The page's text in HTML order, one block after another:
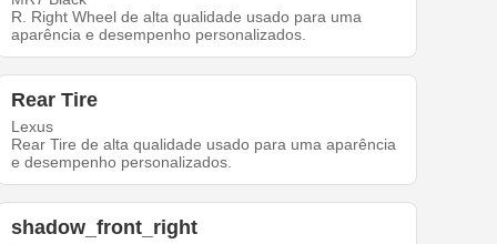
R. Right Wheel de alta qualidade usado para uma
aparência e desempenho personalizados.
Rear Tire
Lexus
Rear Tire de alta qualidade usado para uma aparência
e desempenho personalizados.
shadow_front_right